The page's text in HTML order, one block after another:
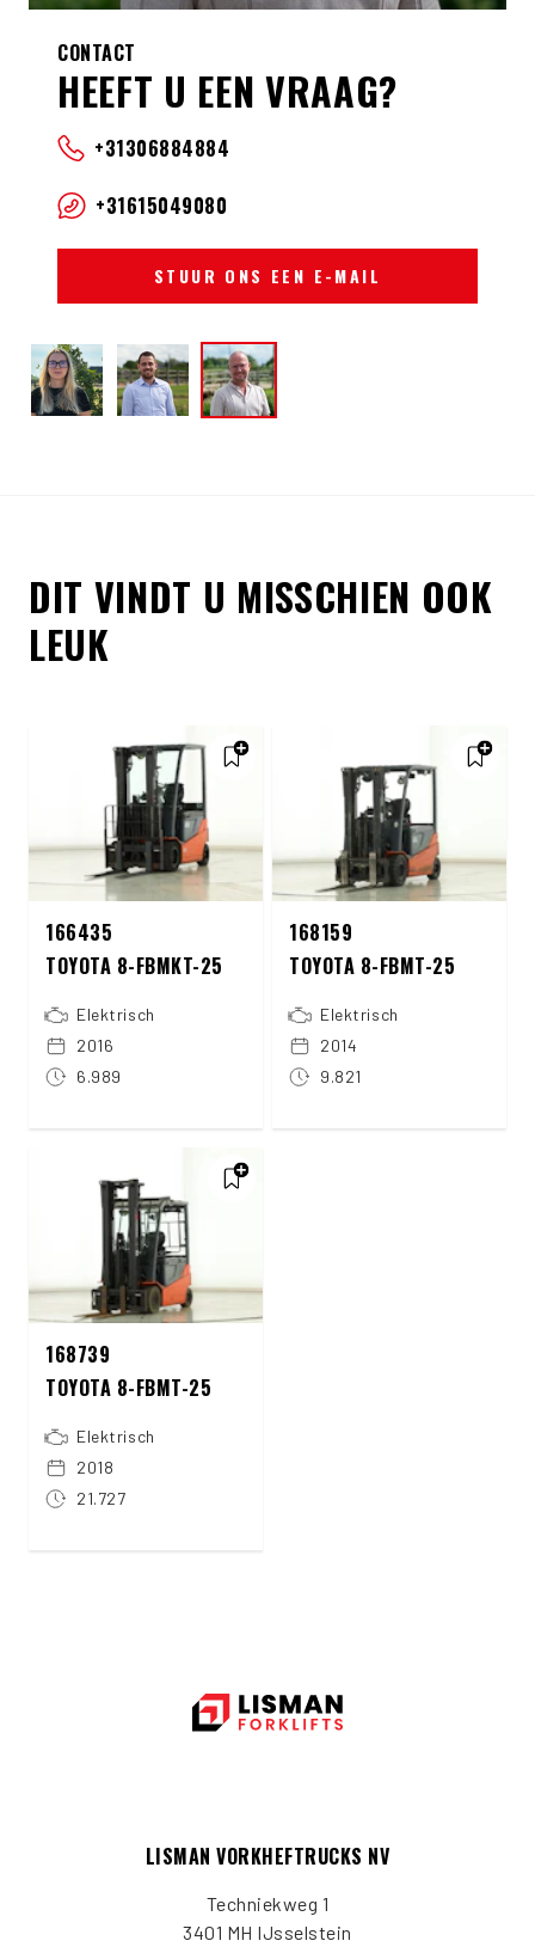
CONTACT
HEEFT U EEN VRAAG?
+31306884884
+31615049080
STUUR ONS EEN E-MAIL
DIT VINDT U MISSCHIEN OOK
LEUK
166435
TOYOTA 8-FBMKT-25
Elektrisch
2016
6.989
168159
TOYOTA 8-FBMT-25
Elektrisch
2014
9.821
168739
TOYOTA 8-FBMT-25
Elektrisch
2018
21.727
LISMAN VORKHEFTRUCKS NV
Techniekweg 1
3401 MH IJsselstein